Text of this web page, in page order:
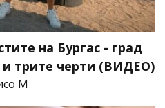
на Бургас - град
и трите черти (ВИДЕО)
М